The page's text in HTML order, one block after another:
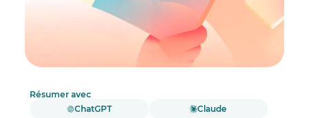
Résumer avec
ChatGPT
Claude
14. High Output Management – Andrew S. Grove
15. Atomic Habits: An Easy & Proven Way to Build
Good Habits & Break Bad Ones – James Clear